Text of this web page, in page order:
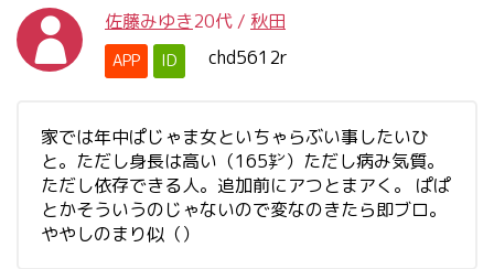
佐藤みゆき20代 / 秋田
APP ID chd5612r
家では年中ぱじゃま女といちゃらぶい事したいひ
と。ただし身長は高い（165㌢）ただし病み気質。
ただし依存できる人。追加前にアつとまアく。 ぱぱ
とかそういうのじゃないので変なのきたら即ブロ。
ややしのまり似（）